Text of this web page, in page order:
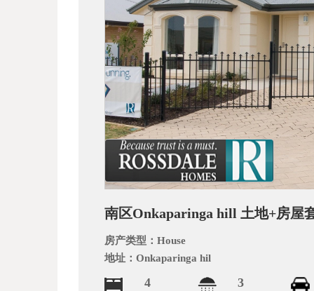
南区Onkaparinga hill 土地+房屋
房产类型：House
地址：Onkaparinga hil
4 3